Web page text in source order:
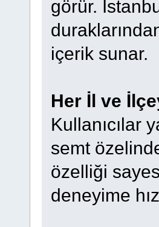
görür.
içerik sunar.
Her İl ve
Kullanıcılar
semt
özelliği
deneyime